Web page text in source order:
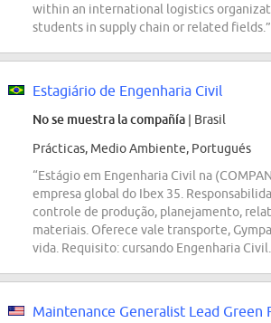
within an international logistics
students in supply chain or related fields.”
Estagiário de Engenharia Civil
No se muestra la compañía | Brasil
Prácticas, Medio Ambiente, Portugués
“Estágio em Engenharia Civil na
empresa global do Ibex 35.
controle de produção, planejamento,
materiais. Oferece vale transporte,
vida. Requisito: cursando Engenharia
Maintenance Generalist Lead Green